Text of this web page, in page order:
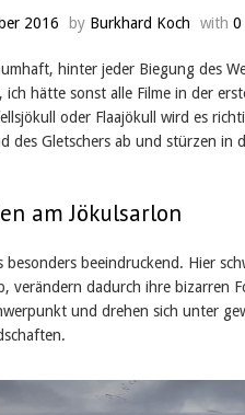
2016 by Burkhard Koch with 0
hinter jeder Biegung des
hätte sonst alle Filme in der
oder Flaajökull wird es
des Gletschers ab und stürzen in
am Jökulsarlon
besonders beeindruckend. Hier
verändern dadurch ihre bizarren
und drehen sich unter